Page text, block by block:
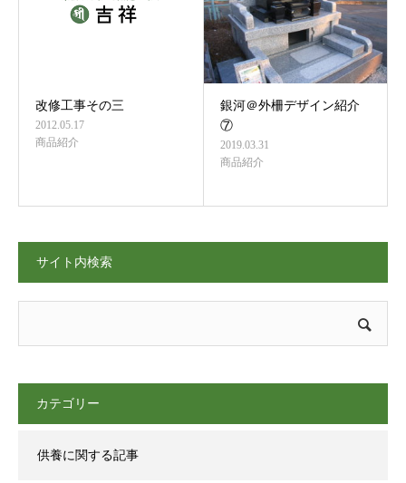
改修工事その三
2012.05.17
商品紹介
銀河＠外柵デザイン紹介
⑦
2019.03.31
商品紹介
サイト内検索
カテゴリー
供養に関する記事